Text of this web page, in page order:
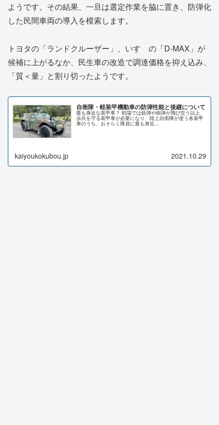
ようです。その結果、一旦は選定作業を脇に置き、防弾化
した民間車両の導入を模索します。
トヨタの「ランドクルーザー」、いすゞの「D-MAX」が
候補に上がるなか、民生車の改造で調達価格を抑え込み、
「質＜量」と割り切ったようです。
自衛隊・軽装甲機動車の防弾性能と後継について
最も身近な装甲車？ 戦場では銃弾や砲弾が飛び交う以上、
歩兵を守る装甲車が必要になり、陸上自衛隊が使う各装甲
車のうち、おそらく隊員に最も身近...
kaiyoukokubou.jp 2021.10.29